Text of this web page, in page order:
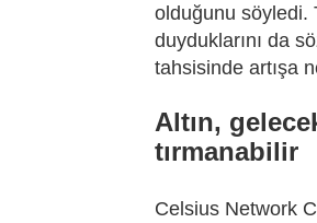
olduğunu söyledi.
duyduklarını da
tahsisinde artışa
Altın,
tırmanabilir
Celsius Network